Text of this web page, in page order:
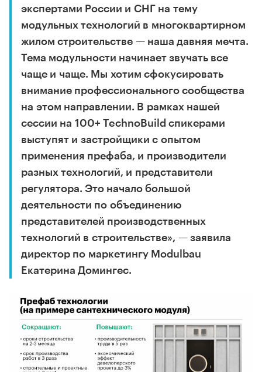
экспертами России и СНГ на тему
модульных технологий в многоквартирном
жилом строительстве — наша давняя мечта.
Тема модульности начинает звучать все
чаще и чаще. Мы хотим сфокусировать
внимание профессионального сообщества
на этом направлении. В рамках нашей
сессии на 100+ TechnoBuild спикерами
выступят и застройщики с опытом
применения префаба, и производители
разных технологий, и представители
регулятора. Это начало большой
деятельности по объединению
представителей производственных
технологий в строительстве», — заявила
директор по маркетингу Modulbau
Екатерина Домингес.